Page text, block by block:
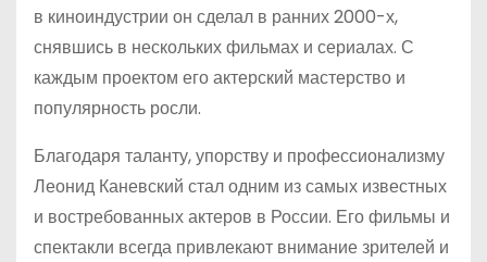
в киноиндустрии он сделал в ранних 2000-х,
снявшись в нескольких фильмах и сериалах. С
каждым проектом его актерский мастерство и
популярность росли.
Благодаря таланту, упорству и профессионализму
Леонид Каневский стал одним из самых известных
и востребованных актеров в России. Его фильмы и
спектакли всегда привлекают внимание зрителей и